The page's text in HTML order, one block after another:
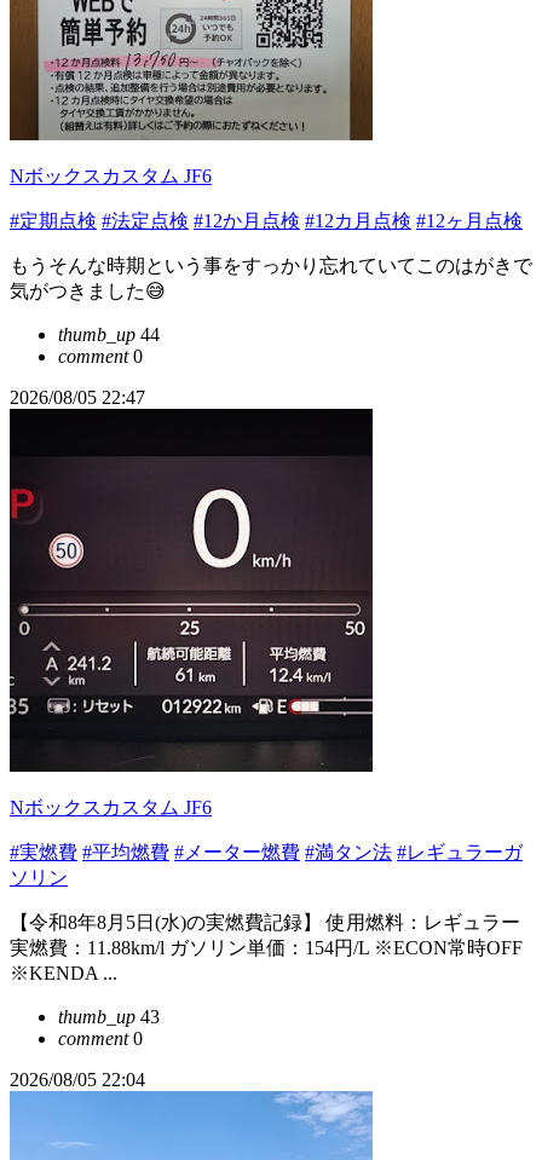
Nボックスカスタム JF6
#定期点検 #法定点検 #12か月点検 #12カ月点検 #12ヶ月点検
もうそんな時期という事をすっかり忘れていてこのはがきで
気がつきました😅
thumb_up 44
comment0
2026/08/05 22:47
Nボックスカスタム JF6
#実燃費 #平均燃費 #メーター燃費 #満タン法 #レギュラーガ
ソリン
【令和8年8月5日(水)の実燃費記録】 使用燃料：レギュラー
実燃費：11.88km/l ガソリン単価：154円/L ※ECON常時OFF
※KENDA ...
thumb_up 43
comment0
2026/08/05 22:04